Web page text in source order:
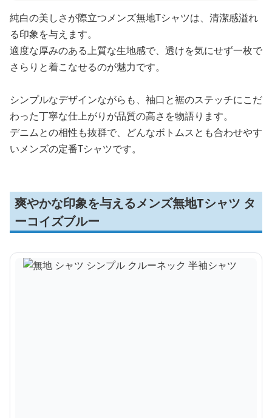
純白の美しさが際立つメンズ無地Tシャツは、清潔感溢れ
る印象を与えます。
適度な厚みのある上質な生地感で、透けを気にせず一枚で
さらりと着こなせるのが魅力です。
シンプルなデザインながらも、袖口と裾のステッチにこだ
わった丁寧な仕上がりが品質の高さを物語ります。
デニムとの相性も抜群で、どんなボトムスとも合わせやす
いメンズの定番Tシャツです。
爽やかな印象を与えるメンズ無地Tシャツ タ
ーコイズブルー